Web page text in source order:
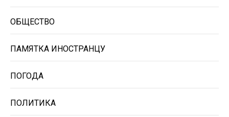
ОБЩЕСТВО
ПАМЯТКА ИНОСТРАНЦУ
ПОГОДА
ПОЛИТИКА